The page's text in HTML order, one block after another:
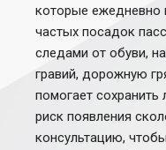
которые ежедневно
частых посадок
следами от обуви,
гравий, дорожную
помогает
риск появления
консультацию,